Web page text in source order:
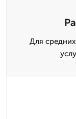
Для